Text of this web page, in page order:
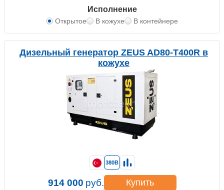
Исполнение
Открытое В кожухе В контейнере
Дизельный генератор ZEUS AD80-T400R в
кожухе
380В
914 000 руб. Купить